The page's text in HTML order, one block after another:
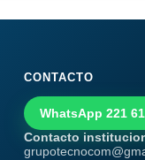
CONTACTO
WhatsApp 221
Contacto